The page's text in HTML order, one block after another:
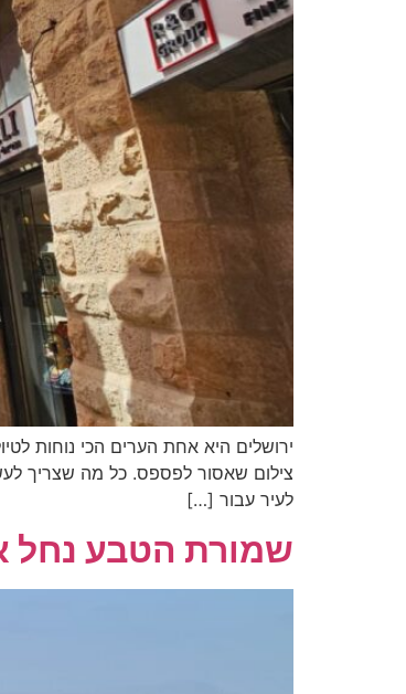
ירושלים היא אחת הערים הכי נוחות
צילום שאסור לפספס. כל מה שצריך
לעיר עבור […]
שמורת הטבע נחל